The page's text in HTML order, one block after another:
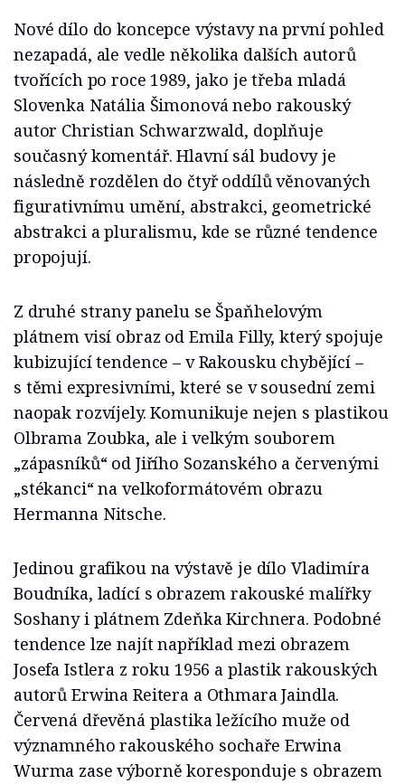
Nové dílo do koncepce výstavy na první pohled
nezapadá, ale vedle několika dalších autorů
tvořících po roce 1989, jako je třeba mladá
Slovenka Natália Šimonová nebo rakouský
autor Christian Schwarzwald, doplňuje
současný komentář. Hlavní sál budovy je
následně rozdělen do čtyř oddílů věnovaných
figurativnímu umění, abstrakci, geometrické
abstrakci a pluralismu, kde se různé tendence
propojují.
Z druhé strany panelu se Špaňhelovým
plátnem visí obraz od Emila Filly, který spojuje
kubizující tendence – v Rakousku chybějící –
s těmi expresivními, které se v sousední zemi
naopak rozvíjely. Komunikuje nejen s plastikou
Olbrama Zoubka, ale i velkým souborem
„zápasníků“ od Jiřího Sozanského a červenými
„stékanci“ na velkoformátovém obrazu
Hermanna Nitsche.
Jedinou grafikou na výstavě je dílo Vladimíra
Boudníka, ladící s obrazem rakouské malířky
Soshany i plátnem Zdeňka Kirchnera. Podobné
tendence lze najít například mezi obrazem
Josefa Istlera z roku 1956 a plastik rakouských
autorů Erwina Reitera a Othmara Jaindla.
Červená dřevěná plastika ležícího muže od
významného rakouského sochaře Erwina
Wurma zase výborně koresponduje s obrazem